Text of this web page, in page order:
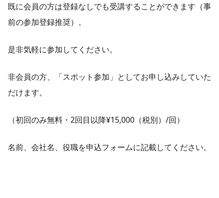
既に会員の方は登録なしでも受講することができます（事
前の参加登録推奨）。
是非気軽に参加してください。
非会員の方、「スポット参加」としてお申し込みしていた
だけます。
（初回のみ無料・2回目以降¥15,000（税別）/回）
名前、会社名、役職を申込フォームに記載してください。